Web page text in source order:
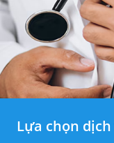
Lựa chọn dịch